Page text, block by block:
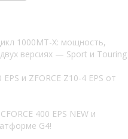
1000MT-X: мощность,
версиях — Sport и Touring
и ZFORCE Z10-4 EPS от
400 EPS NEW и
G4!